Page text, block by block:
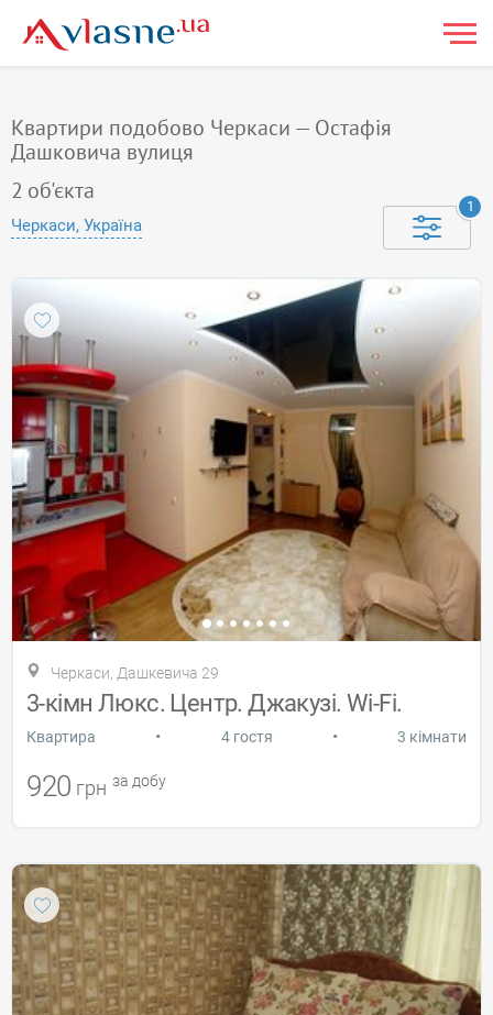
Квартири подобово Черкаси — Остафія
Дашковича вулиця
2 об'єкта
Черкаси, Україна
1
Черкаси, Дашкевича 29
3-кімн Люкс. Центр. Джакузі. Wi-Fi.
Квартира • 4 гостя • 3 кімнати
920 грн за добу